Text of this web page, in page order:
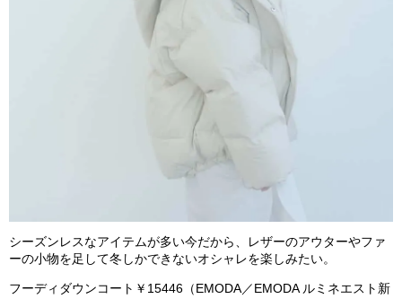
シーズンレスなアイテムが多い今だから、レザーのアウターやファ
ーの小物を足して冬しかできないオシャレを楽しみたい。
フーディダウンコート￥ 15446 （ EMODA ／ EMODA ルミネエスト新